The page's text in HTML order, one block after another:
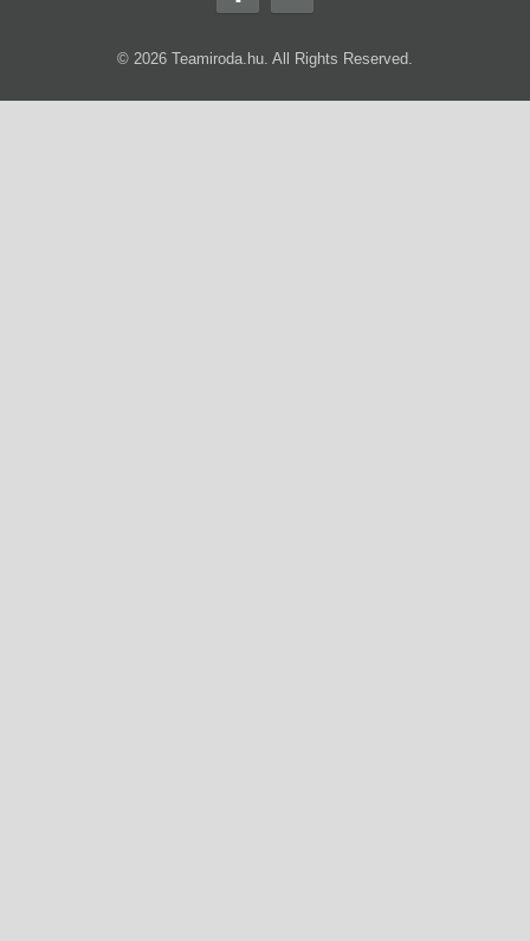
© 2026 Teamiroda.hu. All Rights Reserved.